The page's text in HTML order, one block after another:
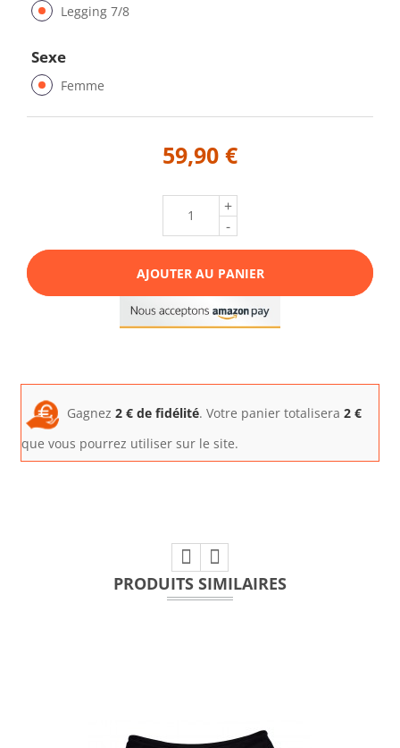
Legging 7/8
Sexe
Femme
59,90 €
+
-
AJOUTER AU PANIER
Gagnez 2 € de fidélité. Votre panier totalisera 2 €
que vous pourrez utiliser sur le site.
PRODUITS SIMILAIRES